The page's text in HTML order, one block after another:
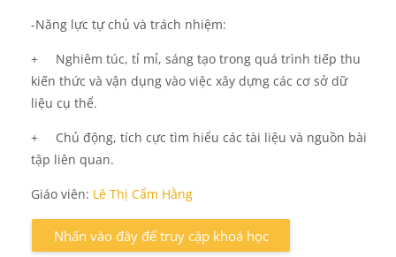
-Năng lực tựchủ và trách nhiệm:
+ Nghiêm túc, tỉ mỉ, sáng tạo trong quá trình tiếp thu
kiến thức và vận dụng vào việc xây dựng các cơ sở dữ
liệu cụ thể.
+ Chủ động, tích cực tìm hiểu các tài liệu và nguồn bài
tập liên quan.
Giáo viên: Lê Thị Cẩm Hằng
Nhấn vào đây để truy cập khoá học